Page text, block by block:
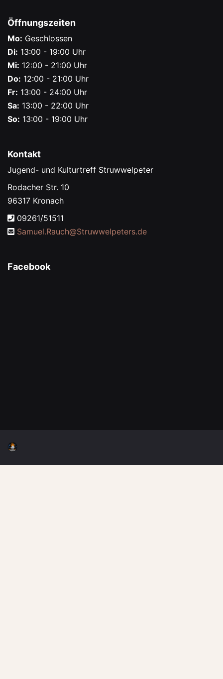
Öffnungszeiten
Mo: Geschlossen
Di: 13:00 - 19:00 Uhr
Mi: 12:00 - 21:00 Uhr
Do: 12:00 - 21:00 Uhr
Fr: 13:00 - 24:00 Uhr
Sa: 13:00 - 22:00 Uhr
So: 13:00 - 19:00 Uhr
Kontakt
Jugend- und Kulturtreff Struwwelpeter
Rodacher Str. 10
96317 Kronach
09261/51511
Samuel.Rauch@Struwwelpeters.de
Facebook